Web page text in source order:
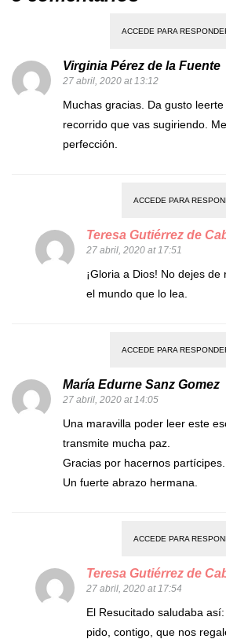
ACCEDE PARA
Virginia Pérez de la Fuente
27 abril, 2020 at 13:12
Muchas gracias. Da gusto
recorrido que vas sugiriendo.
perfección.
ACCEDE PARA
Teresa Gutiérrez de
27 abril, 2020 at 17:51
¡Gloria a Dios! No dejes
el mundo que lo lea.
ACCEDE PARA
María Edurne Sanz Gomez
27 abril, 2020 at 14:05
Una maravilla poder leer este
transmite mucha paz.
Gracias por hacernos partícipes.
Un fuerte abrazo hermana.
ACCEDE PARA
Teresa Gutiérrez de
27 abril, 2020 at 17:54
El Resucitado saludaba
pido, contigo, que nos